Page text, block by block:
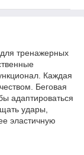
тренажерных
Каждая
Беговая
адаптироваться
удары,
эластичную